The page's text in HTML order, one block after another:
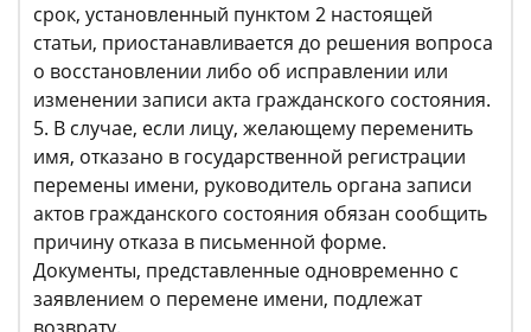
срок, установленный пунктом 2 настоящей
статьи, приостанавливается до решения вопроса
о восстановлении либо об исправлении или
изменении записи акта гражданского состояния.
5. В случае, если лицу, желающему переменить
имя, отказано в государственной регистрации
перемены имени, руководитель органа записи
актов гражданского состояния обязан сообщить
причину отказа в письменной форме.
Документы, представленные одновременно с
заявлением о перемене имени, подлежат